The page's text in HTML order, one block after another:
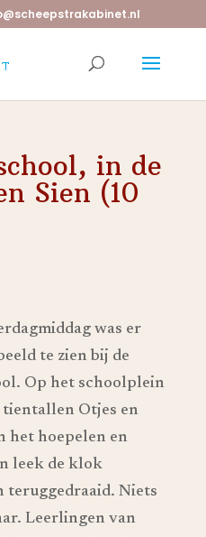
in de
Sien (10
was er
te zien bij de
Op het schoolplein
Otjes en
het hoepelen en
leek de klok
Niets
Leerlingen van